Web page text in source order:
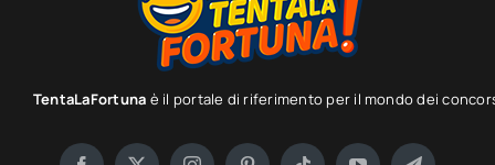
TentaLaFortuna è il portale di riferimento per il mondo dei